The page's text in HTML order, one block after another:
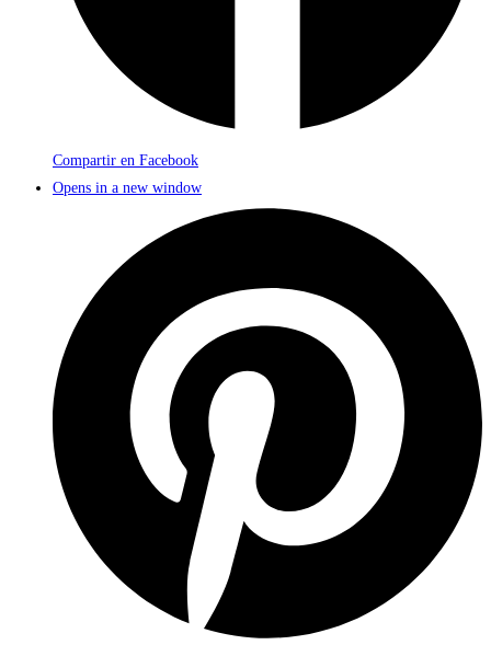
Compartir en Facebook
Opens in a new window